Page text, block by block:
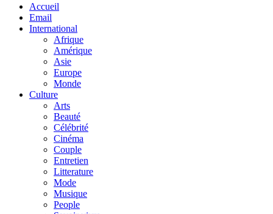
Accueil
Email
International
Afrique
Amérique
Asie
Europe
Monde
Culture
Arts
Beauté
Célébrité
Cinéma
Couple
Entretien
Litterature
Mode
Musique
People